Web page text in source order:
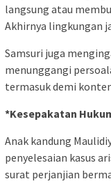
langsung atau
Akhirnya lingkungan
Samsuri juga
menunggangi
termasuk demi
*Kesepakatan
Anak kandung
penyelesaian kasus
surat perjanjian